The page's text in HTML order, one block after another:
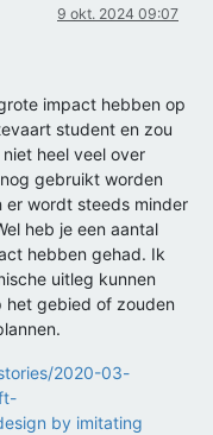
9 okt. 2024 09:07
impact hebben op
student en zou
heel veel over
gebruikt worden
er wordt steeds minder
heb je een aantal
hebben gehad. Ik
uitleg kunnen
het gebied of zouden
2020-03-
by imitating